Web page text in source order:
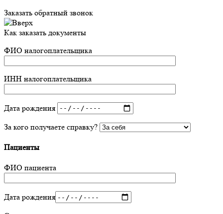
Заказать обратный звонок
Как заказать документы
ФИО налогоплательщика
ИНН налогоплательщика
Дата рождения
За кого получаете справку?
Пациенты
ФИО пациента
Дата рождения